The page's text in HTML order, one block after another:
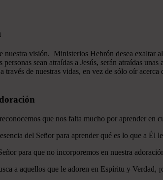
nuestra visión. Ministerios Hebrón desea exaltar
sean atraídas a Jesús, serán atraídas
través de nuestras vidas, en vez de sólo oír
que nos falta mucho por aprender en
del Señor para aprender qué es lo que a
para que no incorporemos en nuestra
a aquellos que le adoren en Espíritu y Verdad,